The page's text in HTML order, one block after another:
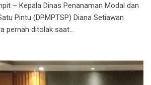
– Kepala Dinas Penanaman Modal dan
Pintu (DPMPTSP) Diana Setiawan
pernah ditolak saat…